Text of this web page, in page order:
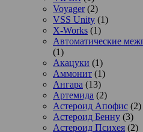
Voyager(2)
VSS Unity (1)
X-Works (1)
Автоматические
(1)
Акацуки (1)
Аммонит (1)
Ангара (13)
Артемида (2)
Астероид Апофис (2)
Астероид Бенну (3)
Астероид Психея (2)